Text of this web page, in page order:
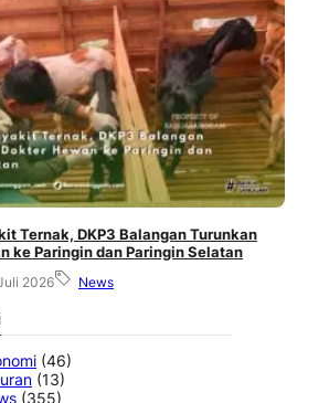
Ternak, DKP3 Balangan Turunkan
ke Paringin dan Paringin Selatan
2026 News
(46)
(13)
(355)